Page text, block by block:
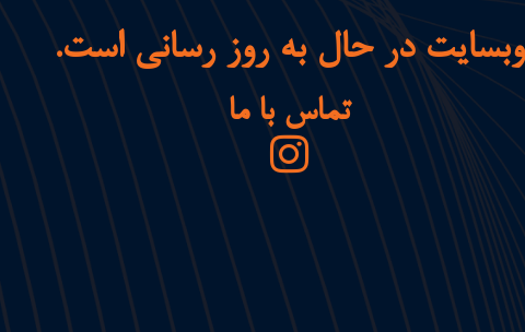
وبسایت در حال به روز رسانی است.
تماس با ما